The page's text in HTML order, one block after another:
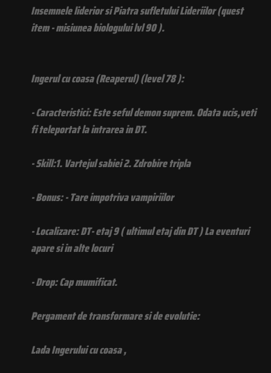
Insemnele liderior si Piatra sufletului Lideriilor (quest
item - misiunea biologului lvl 90 ).
Ingerul cu coasa (Reaperul) (level 78 ):
- Caracteristici: Este seful demon suprem. Odata ucis,veti
fi teleportat la intrarea in DT.
- Skill:1. Vartejul sabiei 2. Zdrobire tripla
- Bonus: - Tare impotriva vampiriilor
- Localizare: DT- etaj 9 ( ultimul etaj din DT ) La eventuri
apare si in alte locuri
- Drop: Cap mumificat.
Pergament de transformare si de evolutie:
Lada Ingerului cu coasa ,